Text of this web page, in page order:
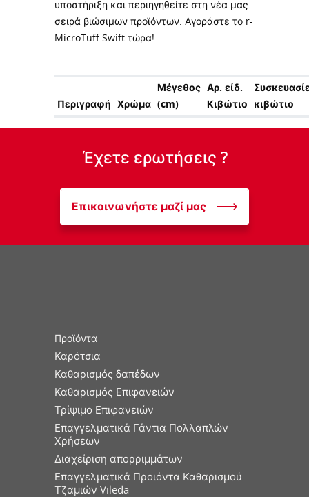
υποστήριξη και περιηγηθείτε στη νέα μας
σειρά βιώσιμων προϊόντων. Αγοράστε το r-
MicroTuff Swift τώρα!
Περιγραφή Χρώμα
Μέγεθος
(cm)
Αρ. είδ.
Κιβώτιο κιβώτιο
Έχετε ερωτήσεις ?
Επικοινωνήστε μαζί μας
Προϊόντα
Καρότσια
Καθαρισμός δαπέδων
Καθαρισμός Επιφανειών
Τρίψιμο Επιφανειών
Επαγγελματικά Γάντια Πολλαπλών
Χρήσεων
Διαχείριση απορριμμάτων
Επαγγελματικά Προιόντα Καθαρισμού
Τζαμιών Vileda